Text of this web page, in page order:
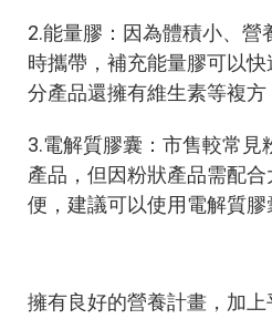
2.能量膠：因為體積小、營
時攜帶，補充能量膠可以
分產品還擁有維生素等複方
3.電解質膠囊：市售較常見
產品，但因粉狀產品需配
便，建議可以使用電解質膠
擁有良好的營養計畫，加